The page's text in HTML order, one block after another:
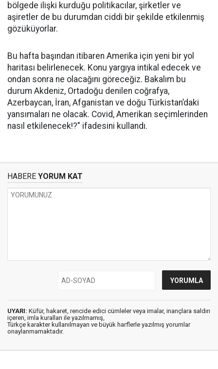
bölgede ilişki kurduğu politikacılar, şirketler ve
aşiretler de bu durumdan ciddi bir şekilde etkilenmiş
gözüküyorlar.
Bu hafta başından itibaren Amerika için yeni bir yol
haritası belirlenecek. Konu yargıya intikal edecek ve
ondan sonra ne olacağını göreceğiz. Bakalım bu
durum Akdeniz, Ortadoğu denilen coğrafya,
Azerbaycan, İran, Afganistan ve doğu Türkistan’daki
yansımaları ne olacak. Covid, Amerikan seçimlerinden
nasıl etkilenecek!?" ifadesini kullandı.
HABERE YORUM KAT
UYARI: Küfür, hakaret, rencide edici cümleler veya imalar, inançlara saldırı
içeren, imla kuralları ile yazılmamış,
Türkçe karakter kullanılmayan ve büyük harflerle yazılmış yorumlar
onaylanmamaktadır.